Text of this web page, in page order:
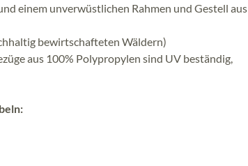
einem unverwüstlichen Rahmen und Gestell aus
bewirtschafteten Wäldern)
aus 100% Polypropylen sind UV beständig,